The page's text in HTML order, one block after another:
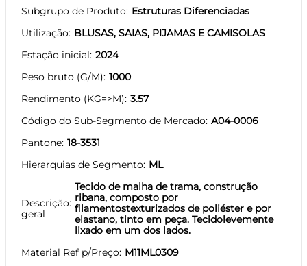
Subgrupo de Produto Estruturas Diferenciadas
Utilização BLUSAS, SAIAS, PIJAMAS E CAMISOLAS
Estação inicial 2024
Peso bruto (G/M) 1000
Rendimento (KG=>M) 3.57
Código do Sub-Segmento de Mercado A04-0006
Pantone 18-3531
Hierarquias de Segmento ML
Descrição
geral
Tecido de malha de trama, construção
ribana, composto por
filamentostexturizados de poliéster e por
elastano, tinto em peça. Tecidolevemente
lixado em um dos lados.
Material Ref p/Preço M11ML0309